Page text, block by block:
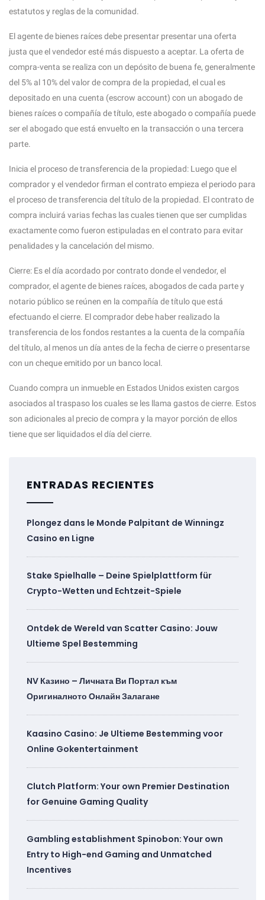
estatutos y reglas de la comunidad.
El agente de bienes raíces debe presentar presentar una oferta
justa que el vendedor esté más dispuesto a aceptar. La oferta de
compra-venta se realiza con un depósito de buena fe, generalmente
del 5% al 10% del valor de compra de la propiedad, el cual es
depositado en una cuenta (escrow account) con un abogado de
bienes raíces o compañía de título, este abogado o compañía puede
ser el abogado que está envuelto en la transacción o una tercera
parte.
Inicia el proceso de transferencia de la propiedad: Luego que el
comprador y el vendedor firman el contrato empieza el periodo para
el proceso de transferencia del título de la propiedad. El contrato de
compra incluirá varias fechas las cuales tienen que ser cumplidas
exactamente como fueron estipuladas en el contrato para evitar
penalidades y la cancelación del mismo.
Cierre: Es el día acordado por contrato donde el vendedor, el
comprador, el agente de bienes raíces, abogados de cada parte y
notario público se reúnen en la compañía de título que está
efectuando el cierre. El comprador debe haber realizado la
transferencia de los fondos restantes a la cuenta de la compañía
del título, al menos un día antes de la fecha de cierre o presentarse
con un cheque emitido por un banco local.
Cuando compra un inmueble en Estados Unidos existen cargos
asociados al traspaso los cuales se les llama gastos de cierre. Estos
son adicionales al precio de compra y la mayor porción de ellos
tiene que ser liquidados el día del cierre.
ENTRADAS RECIENTES
Plongez dans le Monde Palpitant de Winningz
Casino en Ligne
Stake Spielhalle – Deine Spielplattform für
Crypto-Wetten und Echtzeit-Spiele
Ontdek de Wereld van Scatter Casino: Jouw
Ultieme Spel Bestemming
NV Казино – Личната Ви Портал към
Оригиналното Онлайн Залагане
Kaasino Casino: Je Ultieme Bestemming voor
Online Gokentertainment
Clutch Platform: Your own Premier Destination
for Genuine Gaming Quality
Gambling establishment Spinobon: Your own
Entry to High-end Gaming and Unmatched
Incentives